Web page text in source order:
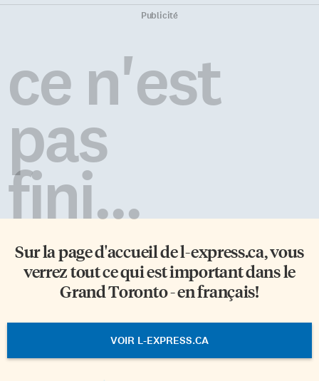
Publicité
ce n'est
pas
fini...
Sur la page d'accueil del-express.ca, vous
verrez tout ce qui est important dans le
Grand Toronto - en français!
VOIR L-EXPRESS.CA